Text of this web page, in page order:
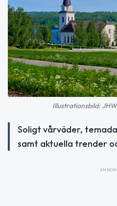
Illustrationsbild:
Soligt vårväder,
samt aktuella trender